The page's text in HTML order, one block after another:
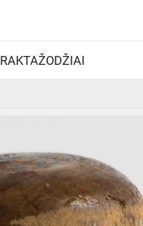
RAKTAŽODŽIAI